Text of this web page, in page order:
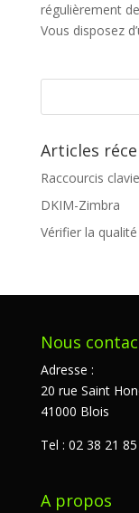
régulièrement
Vous disposez
Articles
Raccourcis
DKIM-Zimbra
Vérifier la
Nous
Adresse :
20 rue Saint
41000 Blois
Tel : 02 38 21
A propos